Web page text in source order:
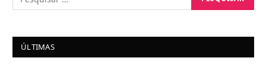
ÚLTIMAS